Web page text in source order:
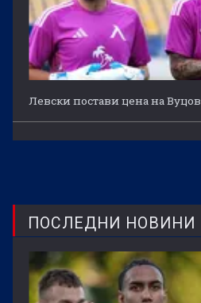
Левски постави цена на Вуцов
ПОСЛЕДНИ НОВИНИ